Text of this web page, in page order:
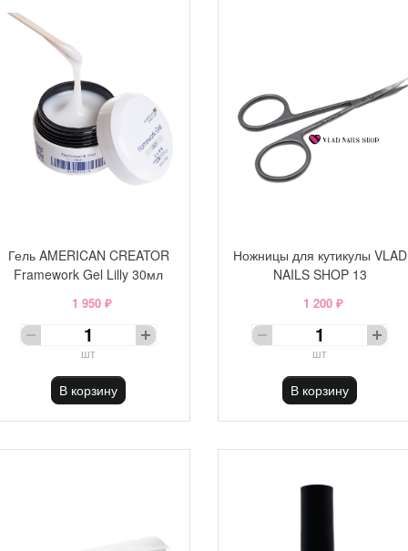
Гель AMERICAN CREATOR
Framework Gel Lilly 30мл
1 950 ₽
шт
В корзину
Ножницы для кутикулы VLAD
NAILS SHOP 13
1 200 ₽
шт
В корзину